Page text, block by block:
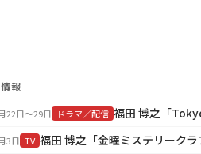
報
22日〜29日 ドラマ／配信 福田 博之「
3日 TV 福田 博之「金曜ミステリーク